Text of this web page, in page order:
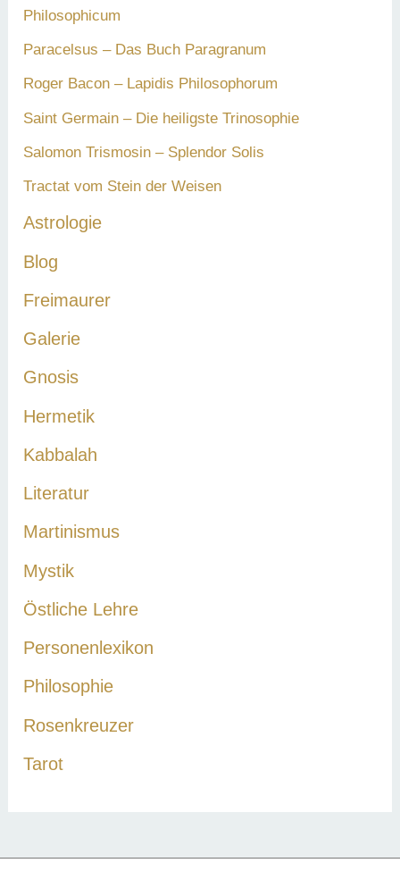
Philosophicum
Paracelsus – Das Buch Paragranum
Roger Bacon – Lapidis Philosophorum
Saint Germain – Die heiligste Trinosophie
Salomon Trismosin – Splendor Solis
Tractat vom Stein der Weisen
Astrologie
Blog
Freimaurer
Galerie
Gnosis
Hermetik
Kabbalah
Literatur
Martinismus
Mystik
Östliche Lehre
Personenlexikon
Philosophie
Rosenkreuzer
Tarot